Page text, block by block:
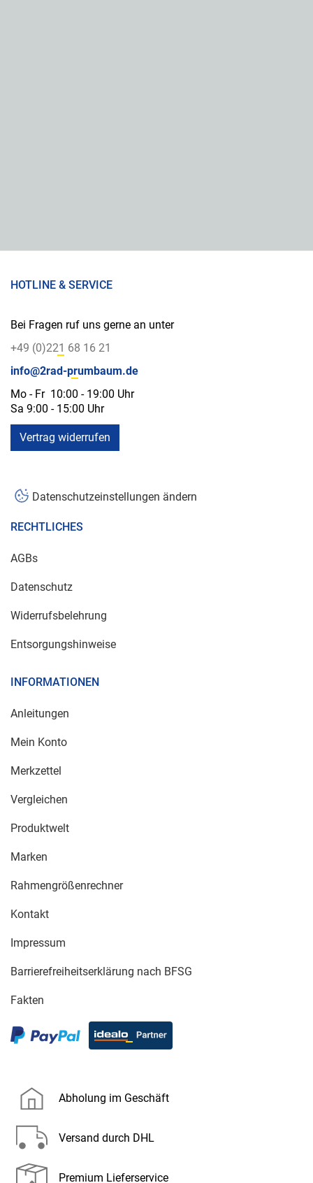
HOTLINE & SERVICE
Bei Fragen ruf uns gerne an unter
+49 (0)221 68 16 21
info@2rad-prumbaum.de
Mo - Fr 10:00 - 19:00 Uhr
Sa 9:00 - 15:00 Uhr
Vertrag widerrufen
Datenschutzeinstellungen ändern
RECHTLICHES
AGBs
Datenschutz
Widerrufsbelehrung
Entsorgungshinweise
INFORMATIONEN
Anleitungen
Mein Konto
Merkzettel
Vergleichen
Produktwelt
Marken
Rahmengrößenrechner
Kontakt
Impressum
Barrierefreiheitserklärung nach BFSG
Fakten
Abholung im Geschäft
Versand durch DHL
Premium Lieferservice